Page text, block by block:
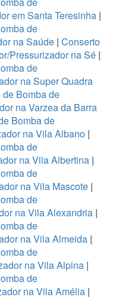
em Santa Teresinha|
de
na Saúde| Conserto
Pressurizador na Sé |
de
na Super Quadra
Bomba de
na Varzea da Barra
Bomba de
na Vila Albano |
de
na Vila Albertina|
de
na Vila Mascote|
de
na Vila Alexandria |
de
na Vila Almeida |
de
na Vila Alpina |
de
na Vila Amélia |